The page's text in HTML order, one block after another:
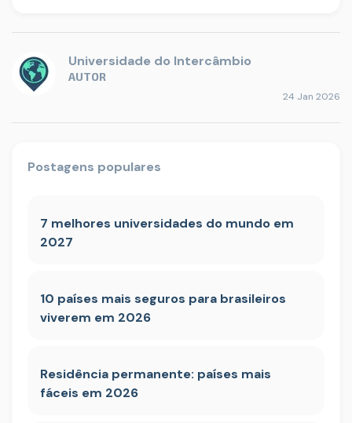
Universidade do Intercâmbio
AUTOR
24 Jan 2026
Postagens populares
7 melhores universidades do mundo em
2027
10 países mais seguros para brasileiros
viverem em 2026
Residência permanente: países mais
fáceis em 2026